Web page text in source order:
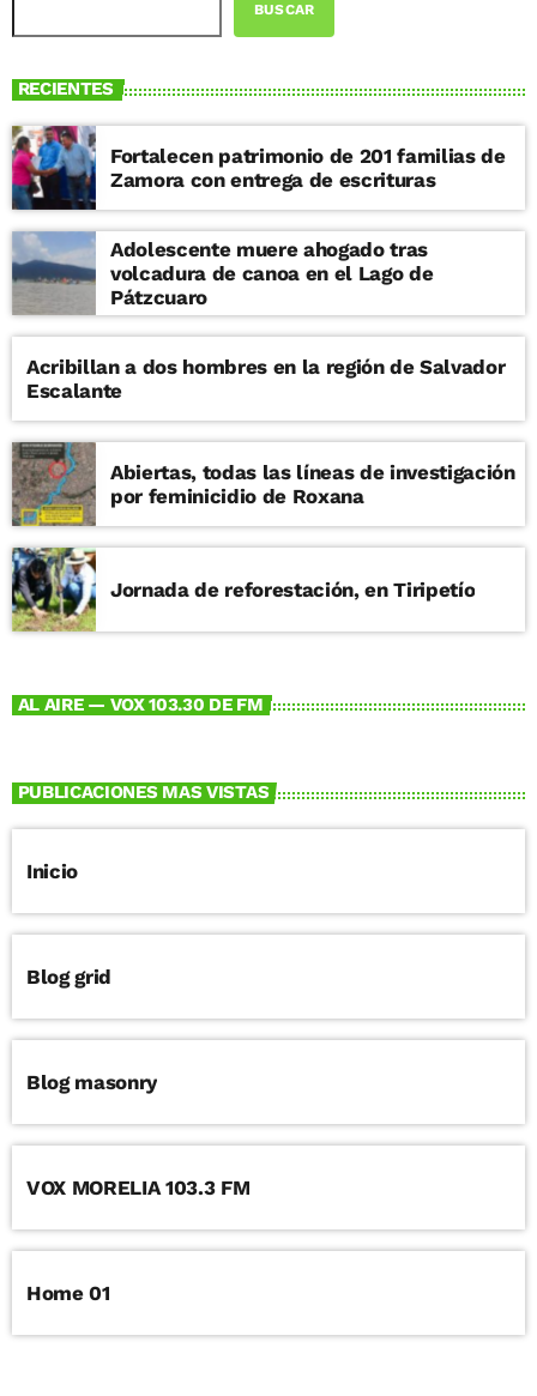
BUSCAR
RECIENTES
Fortalecen patrimonio de 201 familias de
Zamora con entrega de escrituras
Adolescente muere ahogado tras
volcadura de canoa en el Lago de
Pátzcuaro
Acribillan a dos hombres en la región de Salvador
Escalante
Abiertas, todas las líneas de investigación
por feminicidio de Roxana
Jornada de reforestación, en Tiripetío
AL AIRE — VOX 103.30 DE FM
PUBLICACIONES MAS VISTAS
Inicio
Blog grid
Blog masonry
VOX MORELIA 103.3 FM
Home 01